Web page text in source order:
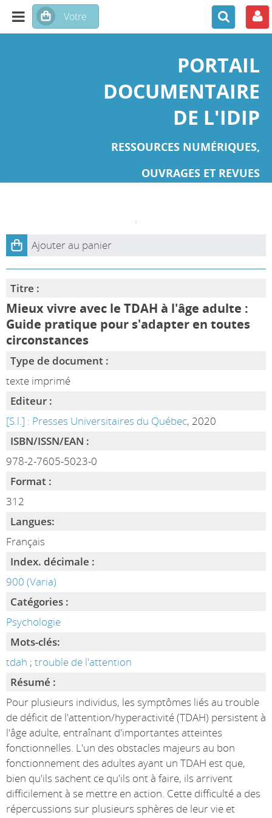
PORTAIL
DOCUMENTAIRE
DE L'IDIP
RESSOURCES NUMÉRIQUES,
OUVRAGES ET REVUES
Ajouter au panier
Titre :
Mieux vivre avec le TDAH à l'âge adulte :
Guide pratique pour s'adapter en toutes
circonstances
Type de document :
texte imprimé
Editeur :
[S.l.] : Presses Universitaires du Québec, 2020
ISBN/ISSN/EAN :
978-2-7605-5023-0
Format :
312
Langues:
Français
Index. décimale :
900 (Varia)
Catégories :
Psychologie
Mots-clés:
tdah ; trouble de l'attention
Résumé :
Pour plusieurs individus, les symptômes liés au trouble
de déficit de l'attention/hyperactivité (TDAH) persistent à
l'âge adulte, entraînant d'importantes atteintes
fonctionnelles. L'un des obstacles majeurs au bon
fonctionnement des adultes ayant un TDAH est que,
bien qu'ils sachent ce qu'ils ont à faire, ils arrivent
difficilement à se mettre en action. Cette difficulté a des
répercussions sur plusieurs sphères de leur vie et